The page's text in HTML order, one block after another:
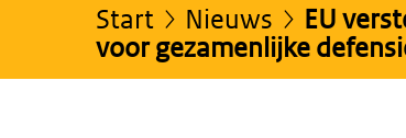
Start Nieuws
EU
voor gezamenlijke